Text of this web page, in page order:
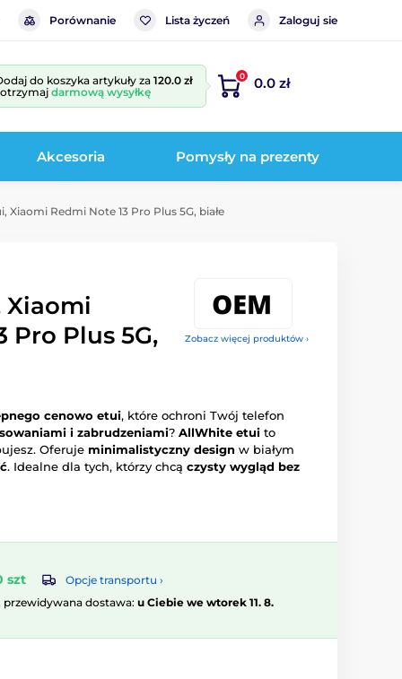
Porównanie Lista życzeń Zaloguj sie
do koszyka artykuły za120.0 zł
darmową wysyłkę
0 0.0 zł
Akcesoria Pomysły na prezenty
Xiaomi Redmi Note 13 Pro Plus 5G, białe
Zobacz więcej produktów ›
Pro Plus 5G,
cenowo etui, które ochroni Twój telefon
i zabrudzeniami? AllWhite etui to
Oferuje minimalistyczny design w białym
. Idealne dla tych, którzy chcą czysty wygląd bez
szt
Opcje transportu ›
przewidywana dostawa: u Ciebie we wtorek 11. 8.